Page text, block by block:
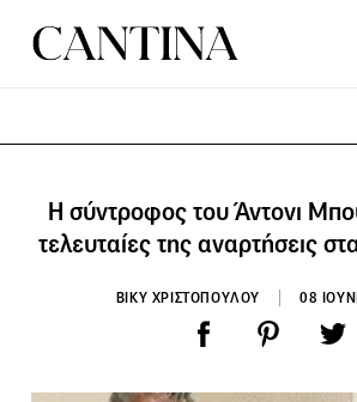
H σύντροφoς του Άντονι
τελευταίες της αναρτήσεις
ΒΙΚΥ ΧΡΙΣΤΟΠΟΥΛΟΥ 08